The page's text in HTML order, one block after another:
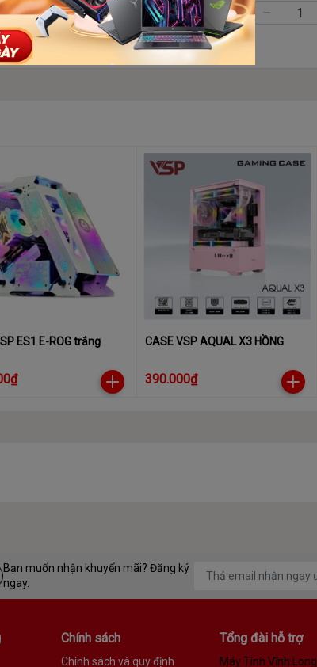
240/280/360MM
Số lượng:
ES1 E-ROG trắng CASE VSP AQUAL X3 HỒNG
390.000₫
Bạn muốn nhận khuyến mãi? Đăng ký
ngay.
Chính sách
Chính sách và quy định
Tổng đài hỗ trợ
Máy Tính Vĩnh Long